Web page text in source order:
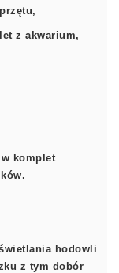
z akwarium,
komplet
hodowli
z tym dobór